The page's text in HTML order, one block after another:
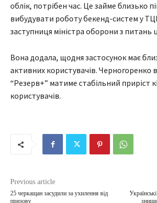
облік, потрібен час. Це займе близько
вибудувати роботу бекенд-систем у
заступниця міністра оборони з питань
Вона додала, щодня застосунок має
активних користувачів. Черногоренко
“Резерв+” матиме стабільний приріст
користувачів.
Previous article
25 черкащан засудили за ухилення від
призову